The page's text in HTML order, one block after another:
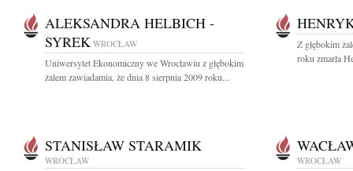
ALEKSANDRA HELBICH -
SYREK WROCŁAW
Uniwersytet Ekonomiczny we Wrocławiu z głębokim
żalem zawiadamia, że dnia 8 sierpnia 2009 roku...
Z głębokim
roku zmarła
STANISŁAW STARAMIK
WROCŁAW WROCŁAW